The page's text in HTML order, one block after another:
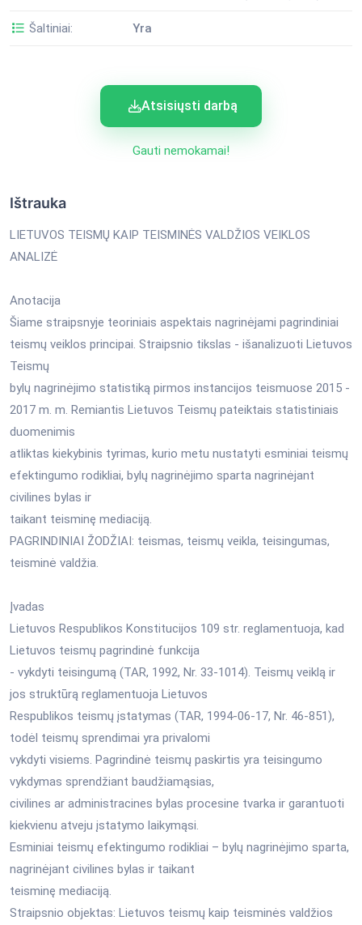
Šaltiniai: Yra
Atsisiųsti darbą
Gauti nemokamai!
Ištrauka
LIETUVOS TEISMŲ KAIP TEISMINĖS VALDŽIOS VEIKLOS
ANALIZĖ
Anotacija
Šiame straipsnyje teoriniais aspektais nagrinėjami pagrindiniai
teismų veiklos principai. Straipsnio tikslas - išanalizuoti Lietuvos
Teismų
bylų nagrinėjimo statistiką pirmos instancijos teismuose 2015 -
2017 m. m. Remiantis Lietuvos Teismų pateiktais statistiniais
duomenimis
atliktas kiekybinis tyrimas, kurio metu nustatyti esminiai teismų
efektingumo rodikliai, bylų nagrinėjimo sparta nagrinėjant
civilines bylas ir
taikant teisminę mediaciją.
PAGRINDINIAI ŽODŽIAI: teismas, teismų veikla, teisingumas,
teisminė valdžia.
Įvadas
Lietuvos Respublikos Konstitucijos 109 str. reglamentuoja, kad
Lietuvos teismų pagrindinė funkcija
- vykdyti teisingumą (TAR, 1992, Nr. 33-1014). Teismų veiklą ir
jos struktūrą reglamentuoja Lietuvos
Respublikos teismų įstatymas (TAR, 1994-06-17, Nr. 46-851),
todėl teismų sprendimai yra privalomi
vykdyti visiems. Pagrindinė teismų paskirtis yra teisingumo
vykdymas sprendžiant baudžiamąsias,
civilines ar administracines bylas procesine tvarka ir garantuoti
kiekvienu atveju įstatymo laikymąsi.
Esminiai teismų efektingumo rodikliai – bylų nagrinėjimo sparta,
nagrinėjant civilines bylas ir taikant
teisminę mediaciją.
Straipsnio objektas: Lietuvos teismų kaip teisminės valdžios